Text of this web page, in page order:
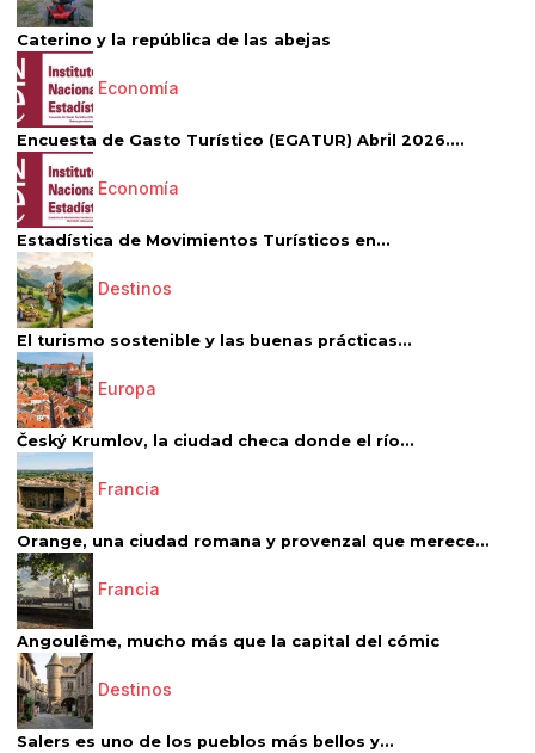
Caterino y la república de las abejas
Economía
Encuesta de Gasto Turístico (EGATUR) Abril 2026....
Economía
Estadística de Movimientos Turísticos en...
Destinos
El turismo sostenible y las buenas prácticas...
Europa
Český Krumlov, la ciudad checa donde el río...
Francia
Orange, una ciudad romana y provenzal que merece...
Francia
Angoulême, mucho más que la capital del cómic
Destinos
Salers es uno de los pueblos más bellos y...